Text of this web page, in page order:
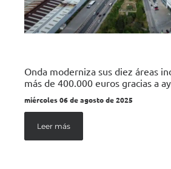
Onda moderniza sus diez áreas
más de 400.000 euros gracias a
miércoles 06 de agosto de 2025
Leer más